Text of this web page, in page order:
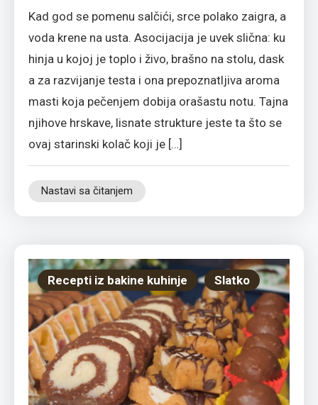
Kad god se pomenu salčići, srce polako zaigra, a
voda krene na usta. Asocijacija je uvek slična: ku
hinja u kojoj je toplo i živo, brašno na stolu, dask
a za razvijanje testa i ona prepoznatljiva aroma
masti koja pečenjem dobija orašastu notu. Tajna
njihove hrskave, lisnate strukture jeste ta što se
ovaj starinski kolač koji je […]
Nastavi sa čitanjem
Recepti iz bakine kuhinje Slatko